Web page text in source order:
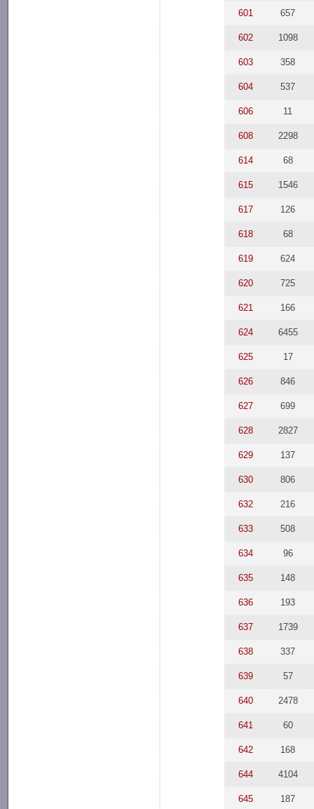
601 657
602 1098
603 358
604 537
606 11
608 2298
614 68
615 1546
617 126
618 68
619 624
620 725
621 166
624 6455
625 17
626 846
627 699
628 2827
629 137
630 806
632 216
633 508
634 96
635 148
636 193
637 1739
638 337
639 57
640 2478
641 60
642 168
644 4104
645 187